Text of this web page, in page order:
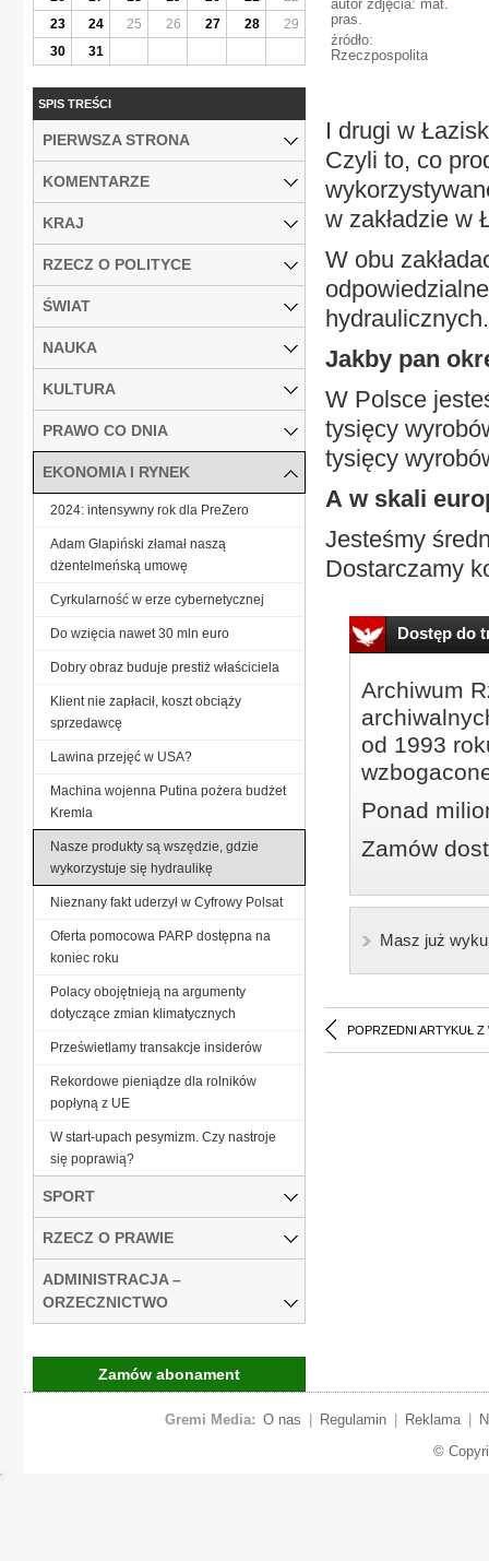
autor zdjęcia: mat.
pras.
źródło:
Rzeczpospolita
I drugi w
Czyli to, co
w zakładzie w
W obu
hydraulicznych.
Jakby pan
W Polsce
tysięcy
tysięcy
A w skali
Jesteśmy
Dostarczamy
Dostęp do
Archiwum
od 1993
Ponad
Zamów
Masz już
POPRZEDNI ARTYKUŁ Z
23
24 25 26 27 28
29
30
31
SPIS TREŚCI
PIERWSZA STRONA
KOMENTARZE
KRAJ
RZECZ O POLITYCE
ŚWIAT
NAUKA
KULTURA
PRAWO CO DNIA
EKONOMIA I RYNEK
2024: intensywny rok dla PreZero
Adam Glapiński złamał naszą
dżentelmeńską umowę
Cyrkularność w erze cybernetycznej
Do wzięcia nawet 30 mln euro
Dobry obraz buduje prestiż właściciela
Klient nie zapłacił, koszt obciąży
sprzedawcę
Lawina przejęć w USA?
Machina wojenna Putina pożera budżet
Kremla
Nasze produkty są wszędzie, gdzie
wykorzystuje się hydraulikę
Nieznany fakt uderzył w Cyfrowy Polsat
Oferta pomocowa PARP dostępna na
koniec roku
Polacy obojętnieją na argumenty
dotyczące zmian klimatycznych
Prześwietlamy transakcje insiderów
Rekordowe pieniądze dla rolników
popłyną z UE
W start-upach pesymizm. Czy nastroje
się poprawią?
SPORT
RZECZ O PRAWIE
ADMINISTRACJA –
ORZECZNICTWO
Zamów abonament
Gremi Media: O nas Regulamin Reklama
©